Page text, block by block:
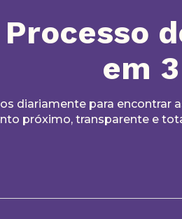
Processo
em
diariamente para encontrar
próximo, transparente e